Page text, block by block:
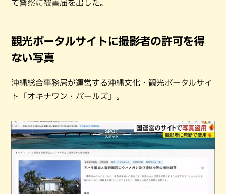
て警察に被害届を出した。
観光ポータルサイトに撮影者の許可を得
ない写真
沖縄総合事務局が運営する沖縄文化・観光ポータルサイ
ト「オキナワン・パールズ」。